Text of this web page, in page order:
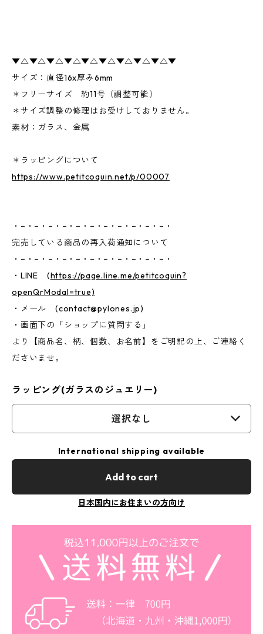
▼△▼△▼△▼△▼△▼△▼△▼△▼△▼
サイズ：直径16x厚み6mm
＊フリーサイズ 約11号（調整可能）
＊サイズ調整の修理はお受けしておりません。
素材：ガラス、金属
＊ラッピングについて
https://www.petitcoquin.net/p/00007
・−・−・−・−・−・−・−・−・−・−・−・
完売している商品の再入荷通知について
・−・−・−・−・−・−・−・−・−・−・−・
・LINE (https://page.line.me/petitcoquin?
openQrModal=true)
・メール (contact@pylones.jp)
・画面下の「ショップに質問する」
より【商品名、柄、個数、お名前】をご明記の上、ご連絡く
ださいませ。
ラッピング(ガラスのジュエリー)
選択なし
International shipping available
Add to cart
日本国内にお住まいの方向け